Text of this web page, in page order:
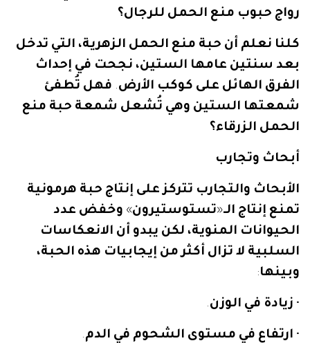
رواج حبوب منع الحمل للرجال؟
كلنا نعلم أن حبة منع الحمل الزهرية، التي تدخل
بعد سنتين عامها الستين، نجحت في إحداث
الفرق الهائل على كوكب الأرض. فهل تُطفئ
شمعتها الستين وهي تُشعل شمعة حبة منع
الحمل الزرقاء؟
أبحاث وتجارب
الأبحاث والتجارب تتركز على إنتاج حبة هرمونية
تمنع إنتاج الـ«تستوستيرون» وخفض عدد
الحيوانات المنوية، لكن يبدو أن الانعكاسات
السلبية لا تزال أكثر من إيجابيات هذه الحبة،
وبينها:
• زيادة في الوزن.
• ارتفاع في مستوى الشحوم في الدم.